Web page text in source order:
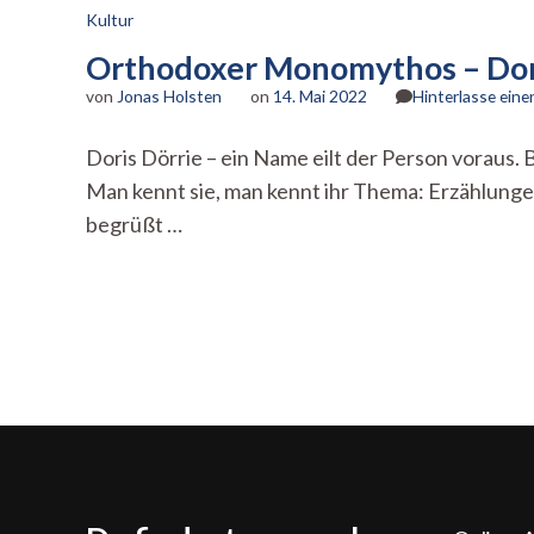
Kultur
Orthodoxer Monomythos –
von Jonas Holsten on 14. Mai 2022 Hinterlasse
Doris Dörrie – ein Name eilt der Person
Man kennt sie, man kennt ihr Thema:
begrüßt …